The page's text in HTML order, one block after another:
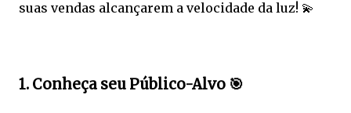
suas vendas alcançarem a velocidade da luz! 💫
1. Conheça seu Público-Alvo 🎯